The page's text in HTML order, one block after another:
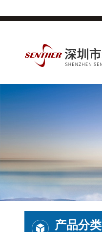
产品分类